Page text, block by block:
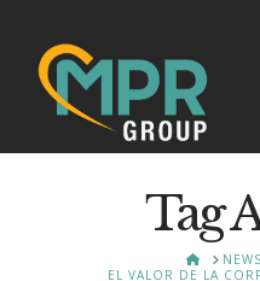
Tag
HOME
EL VALOR DE LA